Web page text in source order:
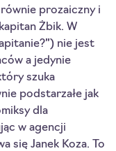
równie prozaiczny i
Żbik. W
nie jest
a jedynie
szuka
podstarzałe jak
dla
w agencji
się Janek Koza. To